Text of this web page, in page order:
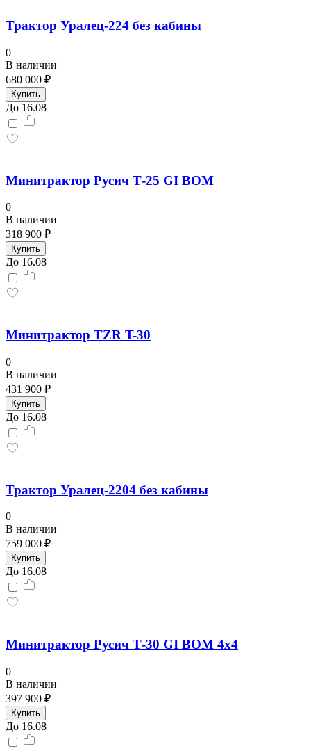
Трактор Уралец-224 без кабины
0
В наличии
680 000 ₽
Купить
До 16.08
Минитрактор Русич Т-25 GI ВОМ
0
В наличии
318 900 ₽
Купить
До 16.08
Минитрактор TZR T-30
0
В наличии
431 900 ₽
Купить
До 16.08
Трактор Уралец-2204 без кабины
0
В наличии
759 000 ₽
Купить
До 16.08
Минитрактор Русич Т-30 GI ВОМ 4x4
0
В наличии
397 900 ₽
Купить
До 16.08